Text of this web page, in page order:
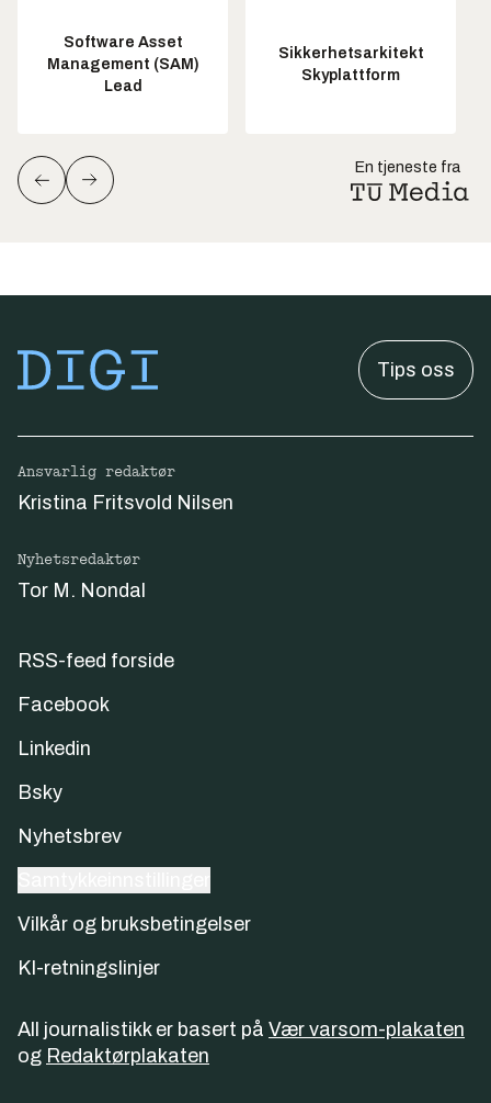
Software Asset
Management (SAM)
Lead
Sikkerhetsarkitekt
Skyplattform
En tjeneste fra
Tips oss
Ansvarlig redaktør
Kristina Fritsvold Nilsen
Nyhetsredaktør
Tor M. Nondal
RSS-feed forside
Facebook
Linkedin
Bsky
Nyhetsbrev
Vilkår og bruksbetingelser
KI-retningslinjer
All journalistikk er basert på Vær varsom-plakaten
og Redaktørplakaten